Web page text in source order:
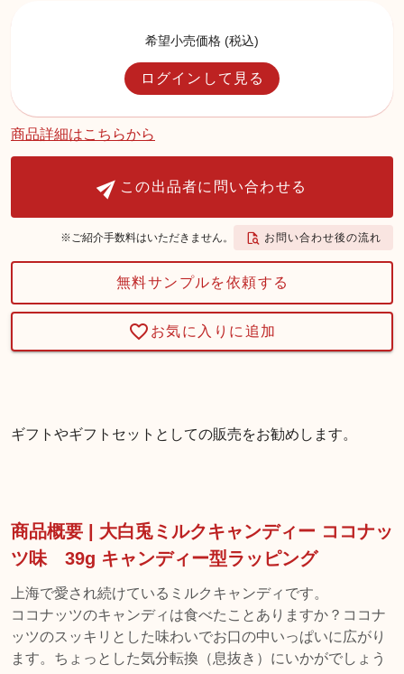
希望小売価格 (税込)
ログインして見る
商品詳細はこちらから
この出品者に問い合わせる
※ご紹介手数料はいただきません。 お問い合わせ後の流れ
無料サンプルを依頼する
お気に入りに追加
ギフトやギフトセットとしての販売をお勧めします。
商品概要 | 大白兎ミルクキャンディー ココナッ
ツ味 39g キャンディー型ラッピング
上海で愛され続けているミルクキャンディです。
ココナッツのキャンディは食べたことありますか？ココナ
ッツのスッキリとした味わいでお口の中いっぱいに広がり
ます。ちょっとした気分転換（息抜き）にいかがでしょう